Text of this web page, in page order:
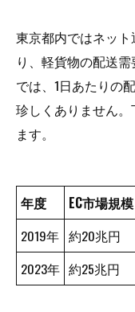
東京都内ではネッ
り、軽貨物の配送
では、1日あたりの
珍しくありません
ます。
年度 EC市場規模
2019年 約20兆円
2023年 約25兆円